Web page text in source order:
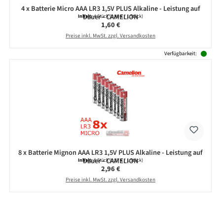
4 x Batterie Micro AAA LR3 1,5V PLUS Alkaline - Leistung auf
Dauer - CAMELION
Inhalt:4 Stück(0,40 € / 1 Stück)
Regulärer Preis:
1,60 €
Preise inkl. MwSt. zzgl. Versandkosten
Verfügbarkeit:
8 x Batterie Mignon AAA LR3 1,5V PLUS Alkaline - Leistung auf
Dauer - CAMELION
Inhalt:8 Stück(0,37 € / 1 Stück)
Regulärer Preis:
2,96 €
Preise inkl. MwSt. zzgl. Versandkosten